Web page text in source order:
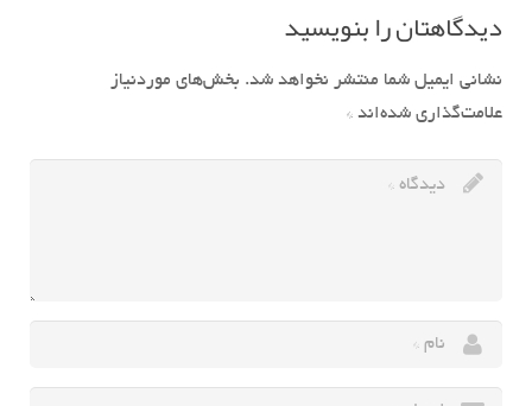
دیدگاهتان را بنویسید
نشانی ایمیل شما منتشر نخواهد شد. بخش‌های موردنیاز
علامت‌گذاری شده‌اند *